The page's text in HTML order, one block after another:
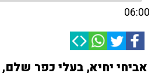
06:00
אביחי יחיא, בעלי כפר